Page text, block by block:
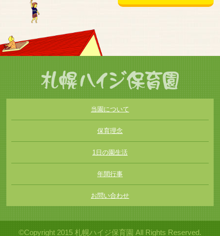
当園について
保育理念
1日の園生活
年間行事
お問い合わせ
©Copyright 2015 札幌ハイジ保育園 All Rights Reserved.